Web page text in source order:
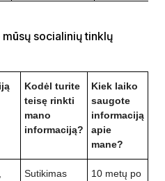
socialinių tinklų
Kodėl turite
teisę rinkti
mano
informaciją?
Kiek laiko
saugote
informaciją
apie
mane?
Sutikimas
10 metų po